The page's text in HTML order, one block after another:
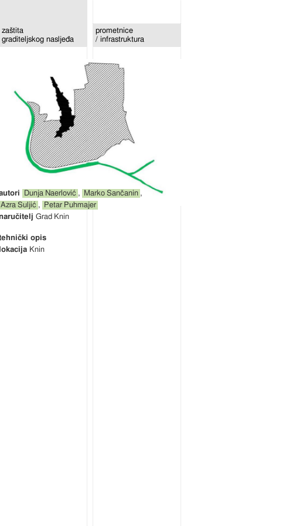
zaštita
graditeljskog nasljeđa
prometnice
/ infrastruktura
Dunja Naerlović , Marko Sančanin ,
Azra Suljić ,
Petar Puhmajer
Grad Knin
Knin